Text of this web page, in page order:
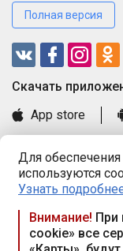
Для обеспечения
используются
Узнать
Внимание! При
cookie» все
Полная версия
Cкачать
App store
Книга замечаний и
Правила и
Praca.by ©
Республика
117а, пом. № 9.